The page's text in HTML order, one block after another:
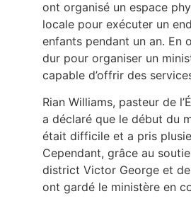
ont organisé un espace
locale pour exécuter un
enfants pendant un an. En
dur pour organiser un
capable d’offrir des
Rian Williams, pasteur de
a déclaré que le début du
était difficile et a pris
Cependant, grâce au
district Victor George et
ont gardé le ministère en